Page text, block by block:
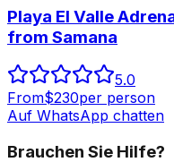
Playa El Valle
from Samana
5.0
From$230per person
Auf WhatsApp chatten
Brauchen Sie Hilfe?